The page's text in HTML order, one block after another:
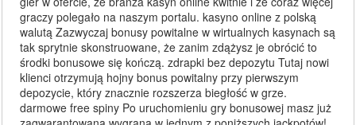
graczy polegało na naszym portalu. kasyno online z polską
walutą Zazwyczaj bonusy powitalne w wirtualnych kasynach są
tak sprytnie skonstruowane, że zanim zdążysz je obrócić to
środki bonusowe się kończą. zdrapki bez depozytu Tutaj nowi
klienci otrzymują hojny bonus powitalny przy pierwszym
depozycie, który znacznie rozszerza biegłość w grze.
darmowe free spiny Po uruchomieniu gry bonusowej masz już